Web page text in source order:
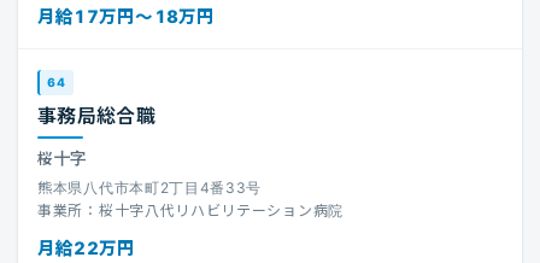
月給17万円〜18万円
64
事務局総合職
桜十字
熊本県八代市本町2丁目4番33号
事業所：桜十字八代リハビリテーション病院
月給22万円